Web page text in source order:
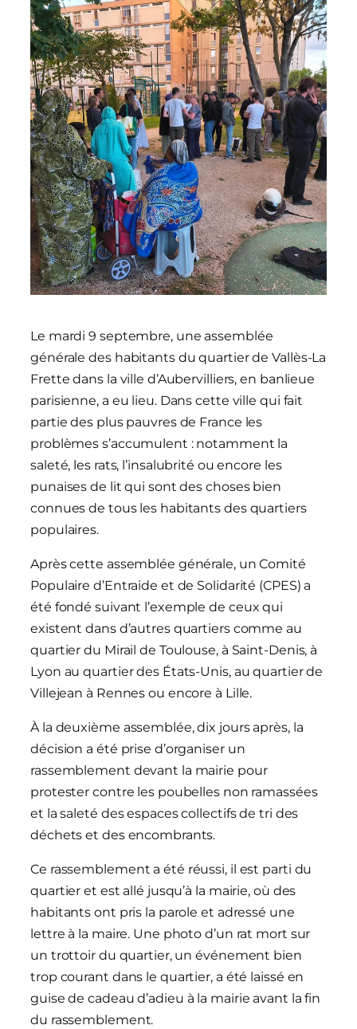
Le mardi 9 septembre, une assemblée
générale des habitants du quartier de Vallès-La
Frette dans la ville d’Aubervilliers, en banlieue
parisienne, a eu lieu. Dans cette ville qui fait
partie des plus pauvres de France les
problèmes s’accumulent : notamment la
saleté, les rats, l’insalubrité ou encore les
punaises de lit qui sont des choses bien
connues de tous les habitants des quartiers
populaires.
Après cette assemblée générale, un Comité
Populaire d’Entraide et de Solidarité (CPES) a
été fondé suivant l’exemple de ceux qui
existent dans d’autres quartiers comme au
quartier du Mirail de Toulouse, à Saint-Denis, à
Lyon au quartier des États-Unis, au quartier de
Villejean à Rennes ou encore à Lille.
À la deuxième assemblée, dix jours après, la
décision a été prise d’organiser un
rassemblement devant la mairie pour
protester contre les poubelles non ramassées
et la saleté des espaces collectifs de tri des
déchets et des encombrants.
Ce rassemblement a été réussi, il est parti du
quartier et est allé jusqu’à la mairie, où des
habitants ont pris la parole et adressé une
lettre à la maire. Une photo d’un rat mort sur
un trottoir du quartier, un événement bien
trop courant dans le quartier, a été laissé en
guise de cadeau d’adieu à la mairie avant la fin
du rassemblement.